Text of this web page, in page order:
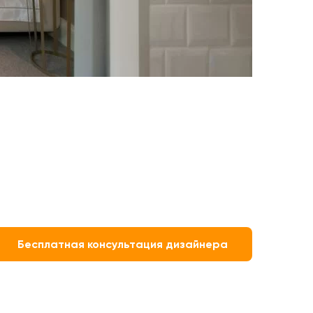
Бесплатная консультация дизайнера